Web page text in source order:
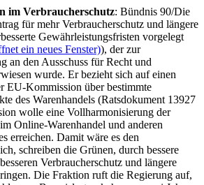
im Verbraucherschutz: Bündnis 90/Die
für mehr Verbraucherschutz und längere
Gewährleistungsfristen vorgelegt
ein neues Fenster)), der zur
an den Ausschuss für Recht und
wurde. Er bezieht sich auf einen
EU-Kommission über bestimmte
des Warenhandels (Ratsdokument 13927
wolle eine Vollharmonisierung der
Online-Warenhandel und anderen
erreichen. Damit wäre es den
schreiben die Grünen, durch bessere
Verbraucherschutz und längere
Die Fraktion ruft die Regierung auf,